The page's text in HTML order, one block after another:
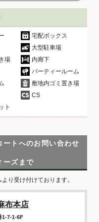
宅配ボックス
大型駐車場
場
内廊下
パーティールーム
敷地内ゴミ置き場
CS
ト
ートへのお問い合わせ
ーズまで
り受け付けております。
布本店
1-7-1-6F